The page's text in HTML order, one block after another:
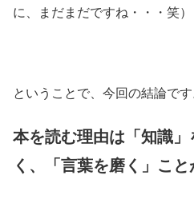
に、まだまだですね・・・笑）
ということで、今回の結論です
本を読む理由は「知識
く、「言葉を磨く」こと